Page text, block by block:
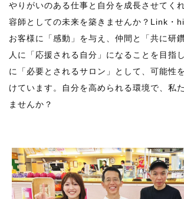
やりがいのある仕事と自分を成長させてく
容師としての未来を築きませんか？Link・
お客様に「感動」を与え、仲間と「共に研
人に「応援される自分」になることを目指
に「必要とされるサロン」として、可能性
けています。自分を高められる環境で、私
ませんか？